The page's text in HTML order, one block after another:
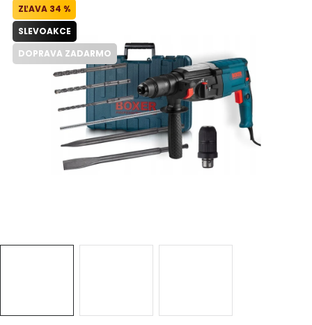
Príslušenstvo pre automobily
Vybavenie a hračky pre deti
Domácnosť
Ochranné pracovné pomôcky
Servis náradia Hodnotenie obchodu
34 %
SLEVOAKCE
DOPRAVA ZADARMO